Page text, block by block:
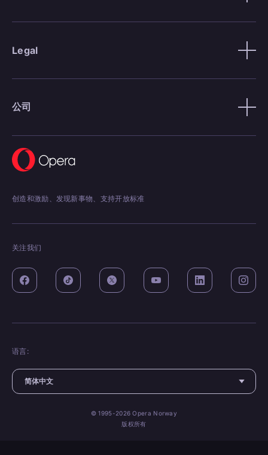
Legal
公司
创造和激励、发现新事物、支持开放标准
关注我们
© 1995-2026 Opera Norway
版权所有
语言: